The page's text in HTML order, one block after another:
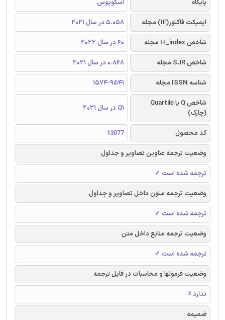
پایگاه
اسکوپوس
ایمپکت فاکتور(IF) مجله
5.058 در سال 2021
شاخص H_index مجله
60 در سال 2022
شاخص SJR مجله
0.868 در سال 2021
شناسه ISSN مجله
1574-9541
شاخص Q یا Quartile
(چارک)
Q1 در سال 2021
کد محصول
13077
وضعیت ترجمه عناوین تصاویر و جداول
ترجمه شده است ✓
وضعیت ترجمه متون داخل تصاویر و جداول
ترجمه شده است ✓
وضعیت ترجمه منابع داخل متن
ترجمه شده است ✓
وضعیت فرمولها و محاسبات در فایل ترجمه
ندارد ☓
ضمیمه